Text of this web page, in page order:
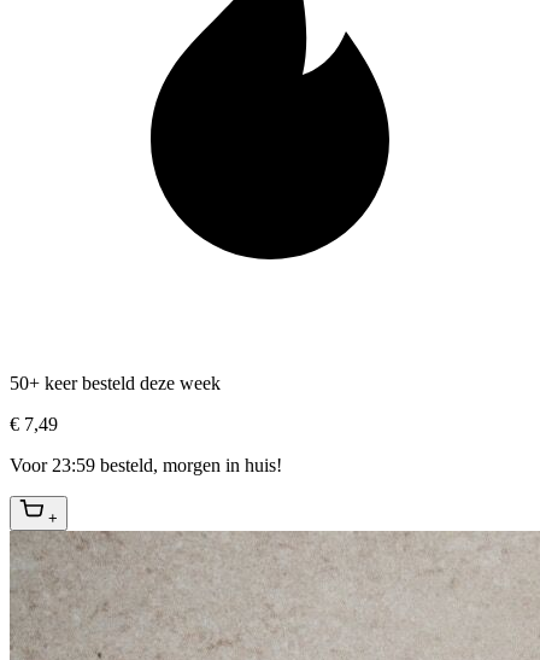
50+ keer besteld deze week
€ 7,49
Voor 23:59 besteld, morgen in huis!
+